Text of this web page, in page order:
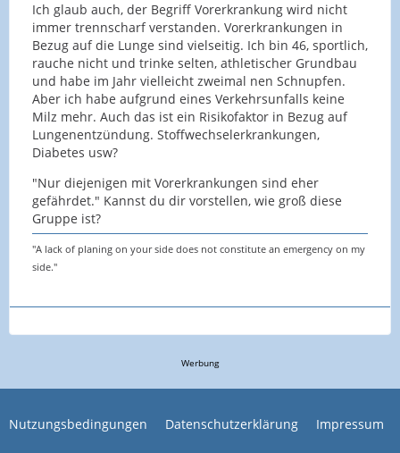
Ich glaub auch, der Begriff Vorerkrankung wird nicht
immer trennscharf verstanden. Vorerkrankungen in
Bezug auf die Lunge sind vielseitig. Ich bin 46, sportlich,
rauche nicht und trinke selten, athletischer Grundbau
und habe im Jahr vielleicht zweimal nen Schnupfen.
Aber ich habe aufgrund eines Verkehrsunfalls keine
Milz mehr. Auch das ist ein Risikofaktor in Bezug auf
Lungenentzündung. Stoffwechselerkrankungen,
Diabetes usw?
"Nur diejenigen mit Vorerkrankungen sind eher
gefährdet." Kannst du dir vorstellen, wie groß diese
Gruppe ist?
"A lack of planing on your side does not constitute an emergency on my
side."
Werbung
Nutzungsbedingungen Datenschutzerklärung Impressum